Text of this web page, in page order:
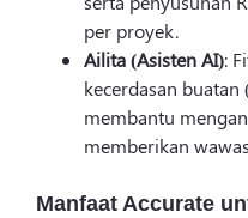
per proyek.
Ailita (Asisten AI):
kecerdasan
membantu
memberikan
Manfaat Accurate